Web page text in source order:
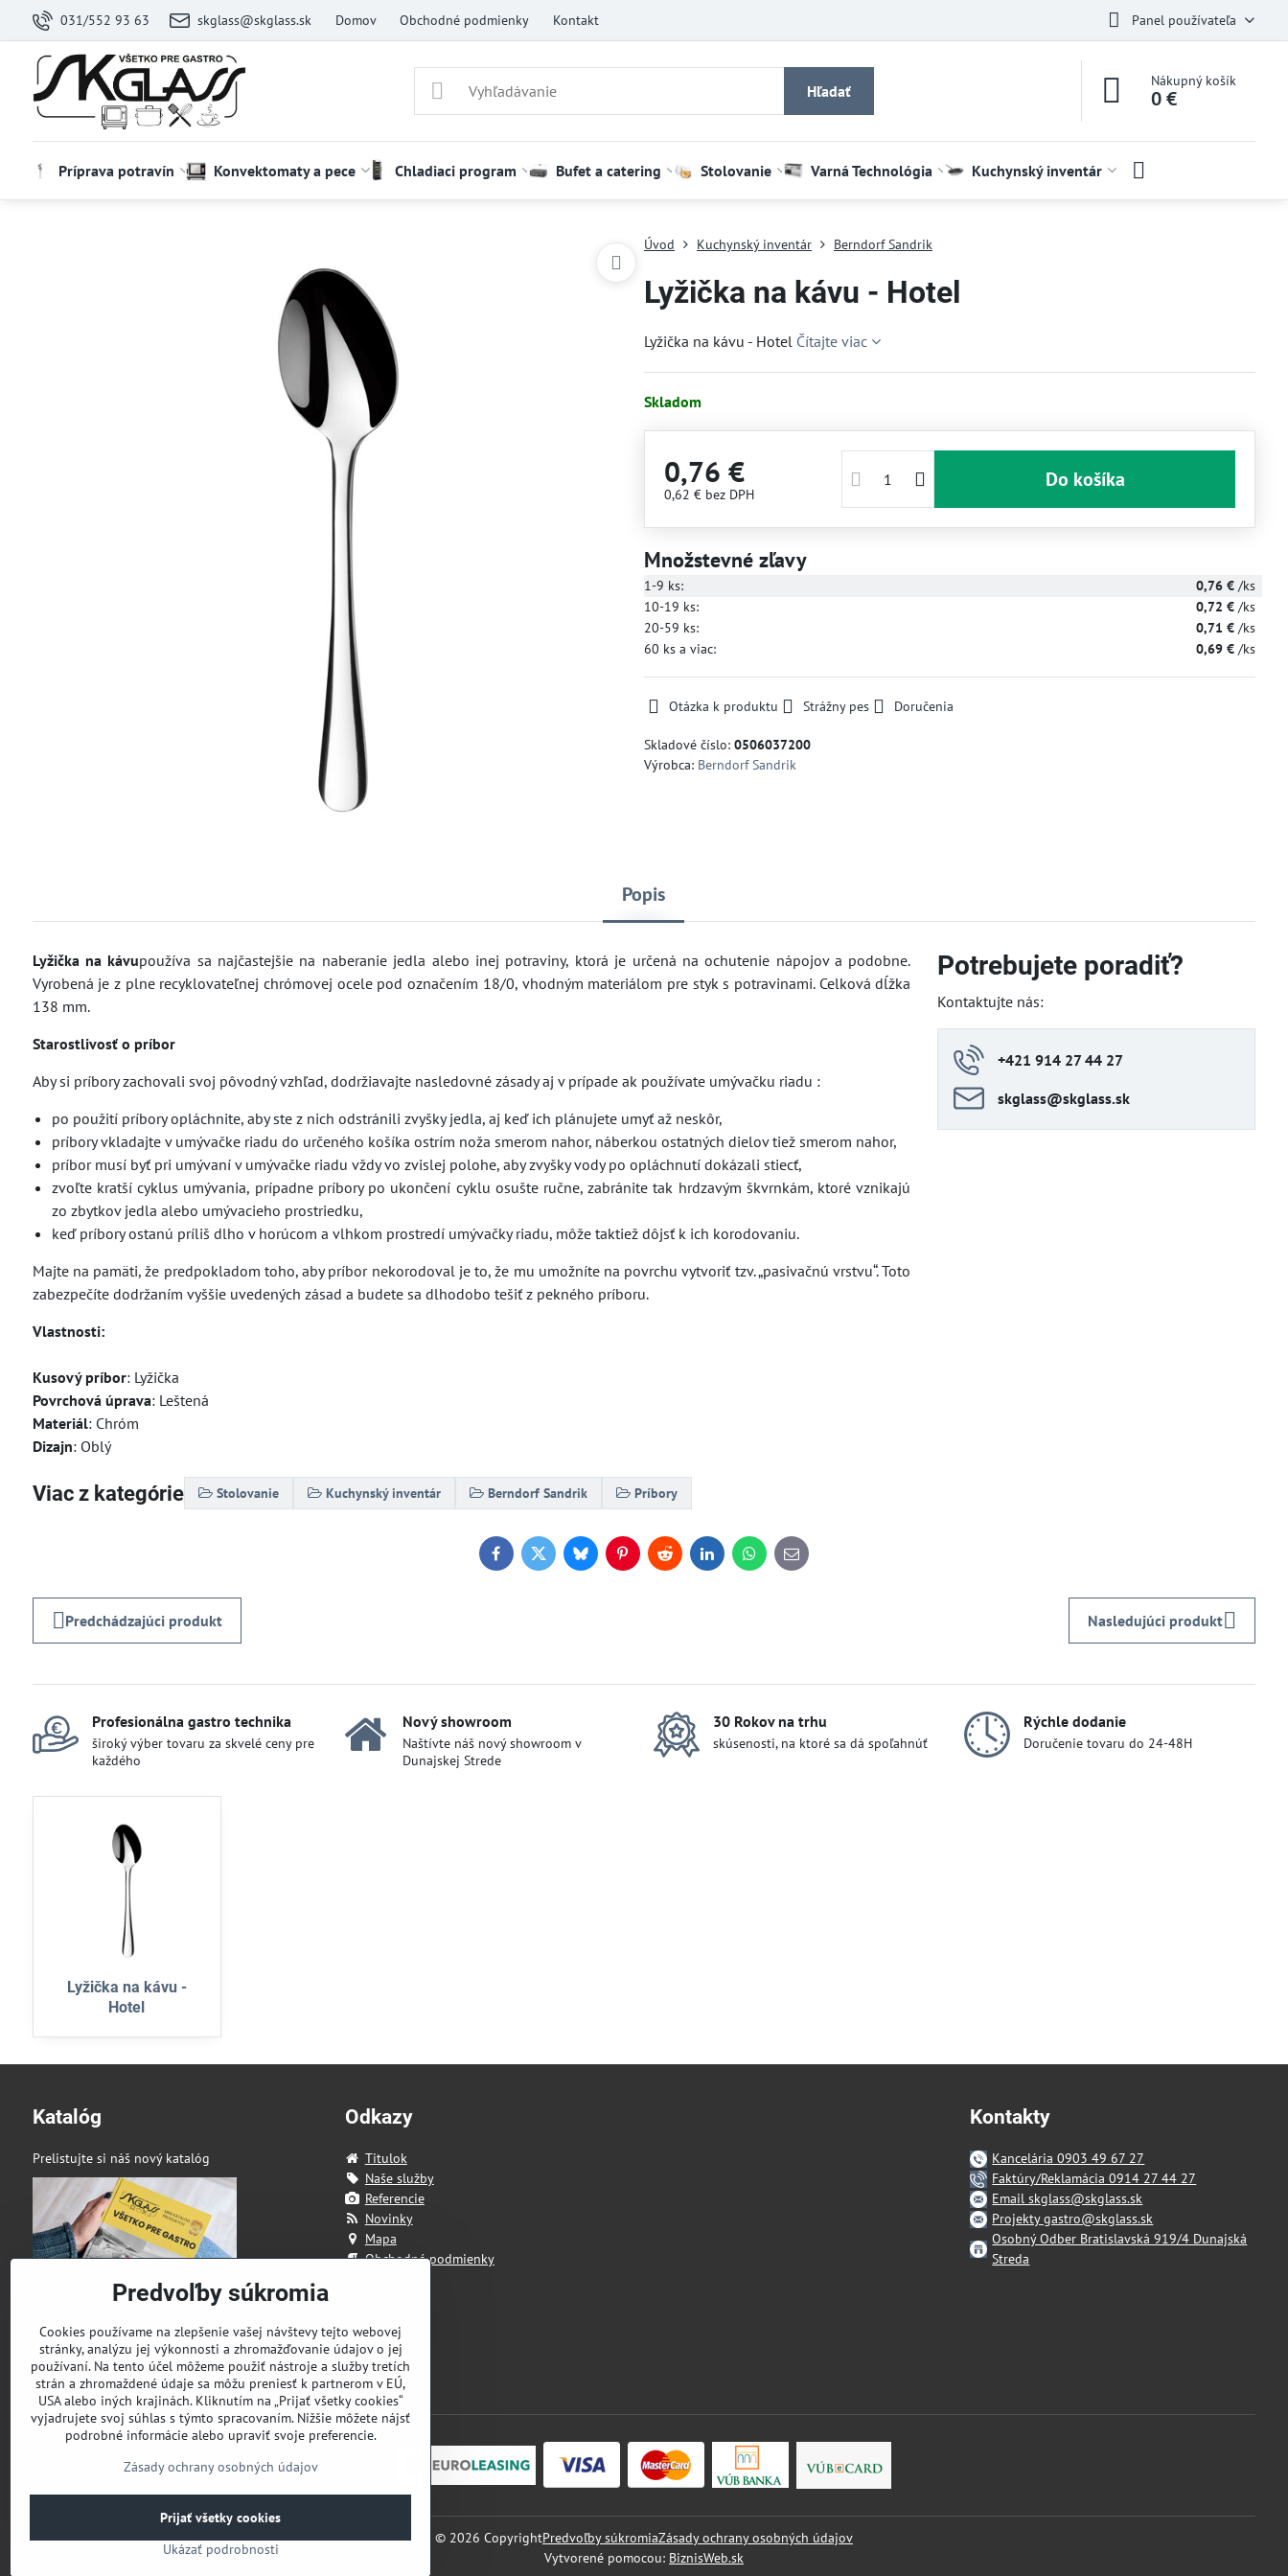
031/552 93 63 skglass@skglass.sk Domov Obchodné podmienky Kontakt Panel používateľa
Hľadať
Nákupný košík
0 €
Príprava potravín Konvektomaty a pece Chladiaci program Bufet a catering Stolovanie Varná Technológia Kuchynský inventár
Úvod Kuchynský inventár Berndorf Sandrik
Lyžička na kávu - Hotel
Lyžička na kávu - Hotel Čítajte viac
Skladom
0,76 €
0,62 € bez DPH
Do košíka
Množstevné zľavy
1-9 ks: 0,76 € /ks
10-19 ks: 0,72 € /ks
20-59 ks: 0,71 € /ks
60 ksa viac: 0,69 € /ks
Otázka k produktu Strážny pes Doručenia
Skladové číslo: 0506037200
Výrobca: Berndorf Sandrik
Popis
Lyžička na kávupoužíva sa najčastejšie na naberanie jedla alebo inej potraviny, ktorá je určená na ochutenie nápojov a podobne.
Vyrobená je z plne recyklovateľnej chrómovej ocele pod označením 18/0, vhodným materiálom pre styk s potravinami. Celková dĺžka
138 mm.
Starostlivosť o príbor
Aby si príbory zachovali svoj pôvodný vzhľad, dodržiavajte nasledovné zásady aj v prípade ak používate umývačku riadu :
po použití príbory opláchnite, aby ste z nich odstránili zvyšky jedla, aj keď ich plánujete umyť až neskôr,
príbory vkladajte v umývačke riadu do určeného košíka ostrím noža smerom nahor, náberkou ostatných dielov tiež smerom nahor,
príbor musí byť pri umývaní v umývačke riadu vždy vo zvislej polohe, aby zvyšky vody po opláchnutí dokázali stiecť,
zvoľte kratší cyklus umývania, prípadne príbory po ukončení cyklu osušte ručne, zabránite tak hrdzavým škvrnkám, ktoré vznikajú
zo zbytkov jedla alebo umývacieho prostriedku,
keď príbory ostanú príliš dlho v horúcom a vlhkom prostredí umývačky riadu, môže taktiež dôjsť k ich korodovaniu.
Majte na pamäti, že predpokladom toho, aby príbor nekorodoval je to, že mu umožníte na povrchu vytvoriť tzv. „pasivačnú vrstvu“. Toto
zabezpečíte dodržaním vyššie uvedených zásad a budete sa dlhodobo tešiť z pekného príboru.
Vlastnosti:
Kusový príbor: Lyžička
Povrchová úprava: Leštená
Materiál: Chróm
Dizajn: Oblý
Viac z kategórie Stolovanie Kuchynský inventár Berndorf Sandrik Príbory
Potrebujete poradiť?
Kontaktujte nás:
+421 914 27 44 27
skglass​@skglass​.sk
FacebookTwitterBlueskyPinterestRedditLinkedInWhatsApp
E-
mail
Predchádzajúci produkt Nasledujúci produkt
Profesionálna gastro technika
široký výber tovaru za skvelé ceny pre
každého
Nový showroom
Naštívte náš nový showroom v
Dunajskej Strede
30 Rokov na trhu
skúsenosti, na ktoré sa dá spoľahnúť
Rýchle dodanie
Doručenie tovaru do 24-48H
Lyžička na kávu -
Hotel
Katalóg
Prelistujte si náš nový katalóg
Odkazy
Titulok
Naše služby
Referencie
Novinky
Mapa
Obchodné podmienky
Kontakty
Kancelária 0903 49 67 27
Faktúry/Reklamácia 0914 27 44 27
Email skglass@skglass.sk
Projekty gastro@skglass.sk
Osobný Odber Bratislavská 919/4 Dunajská
Streda
© 2026 CopyrightPredvoľby súkromiaZásady ochrany osobných údajov
Vytvorené pomocou: BiznisWeb.sk
Predvoľby súkromia
Cookies používame na zlepšenie vašej návštevy tejto webovej
stránky, analýzu jej výkonnosti a zhromažďovanie údajov o jej
používaní. Na tento účel môžeme použiť nástroje a služby tretích
strán a zhromaždené údaje sa môžu preniesť k partnerom v EÚ,
USA alebo iných krajinách. Kliknutím na „Prijať všetky cookies“
vyjadrujete svoj súhlas s týmto spracovaním. Nižšie môžete nájsť
podrobné informácie alebo upraviť svoje preferencie.
Zásady ochrany osobných údajov
Ukázať podrobnosti
Prijať všetky cookies